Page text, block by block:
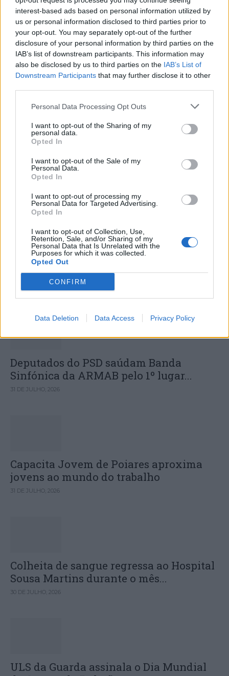
interest-based ads based on personal information utilized by
us or personal information disclosed to third parties prior to
your opt-out. You may separately opt-out of the further
disclosure of your personal information by third parties on the
IAB’s list of downstream participants. This information may
also be disclosed by us to third parties on the IAB’s List of
Downstream Participants that may further disclose it to other
Personal Data Processing Opt Outs
I want to opt-out of the Sharing of my
personal data.
Opted In
I want to opt-out of the Sale of my
Personal Data.
Opted In
I want to opt-out of processing my
Personal Data for Targeted Advertising.
Opted In
I want to opt-out of Collection, Use,
Retention, Sale, and/or Sharing of my
Personal Data that Is Unrelated with the
Purposes for which it was collected.
Opted Out
CONFIRM
Data Deletion Data Access Privacy Policy
Capacita Jovem de Poiares aproxima
jovens ao mundo do trabalho
Colheita de sangue regressa ao
Hospital Sousa Martins durante o mês
de agosto
DESTAQUES
Deputados do PSD saúdam Banda
Sinfónica da ARMAB pelo 1º lugar...
31 DE JULHO, 2026
Capacita Jovem de Poiares aproxima
jovens ao mundo do trabalho
31 DE JULHO, 2026
Colheita de sangue regressa ao Hospital
Sousa Martins durante o mês...
30 DE JULHO, 2026
ULS da Guarda assinala o Dia Mundial